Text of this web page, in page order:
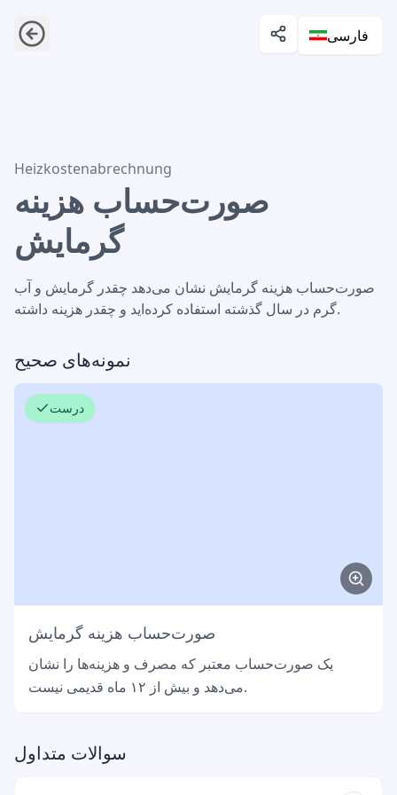
فارسی
صورت‌حساب هزینه گرمایش
Heizkostenabrechnung
صورت‌حساب هزینه
گرمایش
صورت‌حساب هزینه گرمایش نشان می‌دهد چقدر گرمایش و آب
گرم در سال گذشته استفاده کرده‌اید و چقدر هزینه داشته.
نمونه‌های صحیح
درست
صورت‌حساب هزینه گرمایش
یک صورت‌حساب معتبر که مصرف و هزینه‌ها را نشان
می‌دهد و بیش از ۱۲ ماه قدیمی نیست.
سوالات متداول